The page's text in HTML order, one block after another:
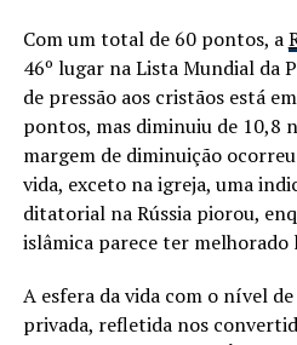
Com um total de 60 pontos, a
46º lugar na Lista Mundial da
de pressão aos cristãos está
pontos, mas diminuiu de 10,8
margem de diminuição
vida, exceto na igreja, uma
ditatorial na Rússia piorou,
islâmica parece ter melhorado
A esfera da vida com o nível
privada, refletida nos